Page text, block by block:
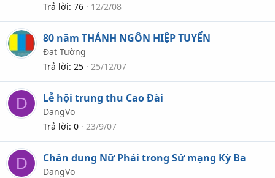
Trả lời 76 12/2/08
80 năm THÁNH NGÔN HIỆP TUYỂN
Đạt Tường
Trả lời 25 25/12/07
D Lễ hội trung thu Cao Đài
DangVo
Trả lời 0 23/9/07
D Chân dung Nữ Phái trong Sứ mạng Kỳ Ba
DangVo